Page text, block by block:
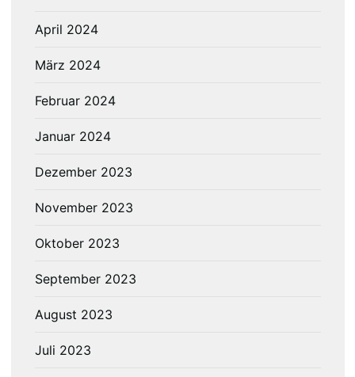
April 2024
März 2024
Februar 2024
Januar 2024
Dezember 2023
November 2023
Oktober 2023
September 2023
August 2023
Juli 2023